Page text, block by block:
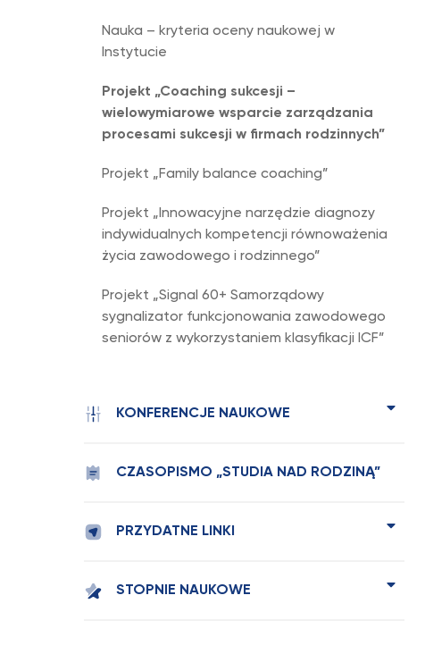
Nauka – kryteria oceny naukowej w
Instytucie
Projekt „Coaching sukcesji –
wielowymiarowe wsparcie zarządzania
procesami sukcesji w firmach rodzinnych”
Projekt „Family balance coaching”
Projekt „Innowacyjne narzędzie diagnozy
indywidualnych kompetencji równoważenia
życia zawodowego i rodzinnego”
Projekt „Signal 60+ Samorządowy
sygnalizator funkcjonowania zawodowego
seniorów z wykorzystaniem klasyfikacji ICF”
KONFERENCJE NAUKOWE
CZASOPISMO „STUDIA NAD RODZINĄ”
PRZYDATNE LINKI
STOPNIE NAUKOWE